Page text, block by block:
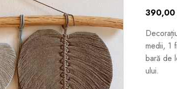
390,00
medii, 1
bară de
ului.